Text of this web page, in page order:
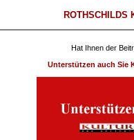
ROTHSCHILDS
Hat Ihnen der
Unterstützen auch Sie